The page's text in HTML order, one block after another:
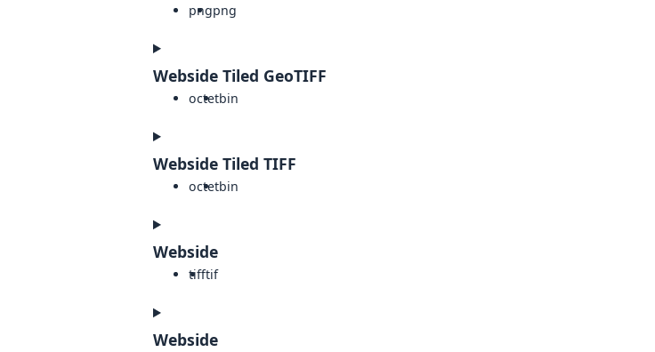
pngpng
Webside Tiled GeoTIFF
octetbin
Webside Tiled TIFF
octetbin
Webside
tifftif
Webside